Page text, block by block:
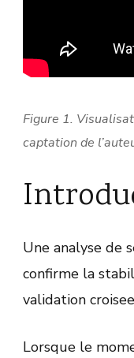
Figure 1.
captation de
Une analyse de
confirme la
validation
Lorsque le